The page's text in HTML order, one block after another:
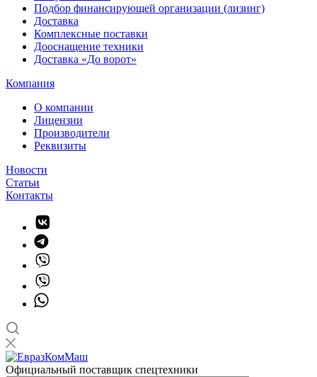
Подбор финансирующей организации (лизинг)
Доставка
Комплексные поставки
Дооснащение техники
Доставка «До ворот»
Компания
О компании
Лицензии
Производители
Реквизиты
Новости
Статьи
Контакты
Официальный поставщик спецтехники